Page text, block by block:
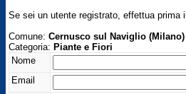
Se sei un utente registrato, effettua prima il
Comune: Cernusco sul Naviglio (Milano)
Categoria: Piante e Fiori
Nome
Email